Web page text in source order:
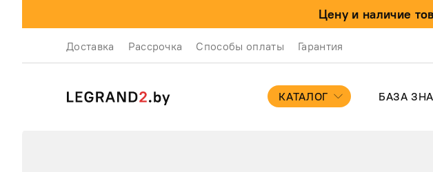
Цену и наличие
Доставка Рассрочка Способы оплаты Гарантия
КАТАЛОГ БАЗА